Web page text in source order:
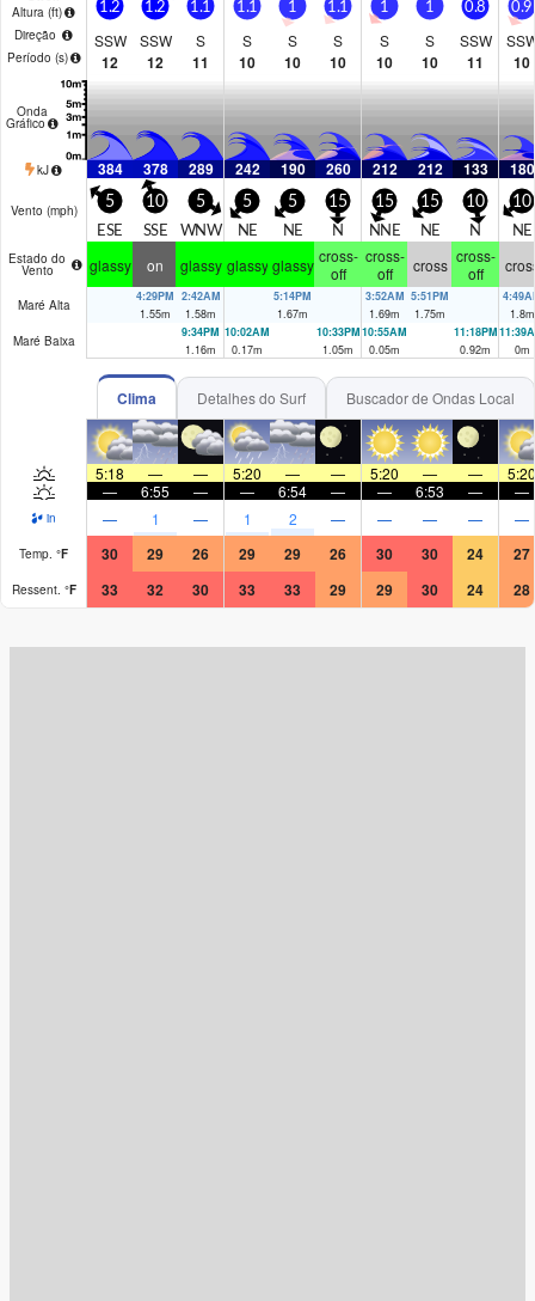
Altura (ft)
Direção
Período (s)
1.2
SSW
12
1.2
SSW
12
1.1
S
11
1.1
S
10
1
S
10
1.1
S
10
1
S
10
1
S
10
0.8
SSW
11
0.9
10
Onda
Gráfico
kJ 384 378 289 242 190 260 212 212 133 180
Vento (mph) 5
ESE
10
SSE
5
WNW
5
NE
5
NE
15
N
15
NNE
15
NE
10
N
10
NE
Estado do
Vento glassy on glassy glassy glassy cross-
off
cross-
off
cross cross-
off
Maré Alta
4:29PM
1.55m
2:42AM
1.58m
5:14PM
1.67m
3:52AM
1.69m
5:51PM
1.75m
1.8m
Maré Baixa
9:34PM
1.16m
10:02AM
0.17m
10:33PM
1.05m
10:55AM
0.05m
11:18PM
0.92m
0m
Clima Detalhes do Surf Buscador de Ondas Local
5:18 — — 5:20 — — 5:20 — —
5:20
—
6:55 — — 6:54 — — 6:53 — —
in — 1 — 1 2 — — — — —
Temp. °F 30 29 26 29 29 26 30 30 24 27
Ressent. °F 33 32 30 33 33 29 29 30 24 28